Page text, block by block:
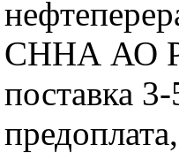
СННА АО
поставка